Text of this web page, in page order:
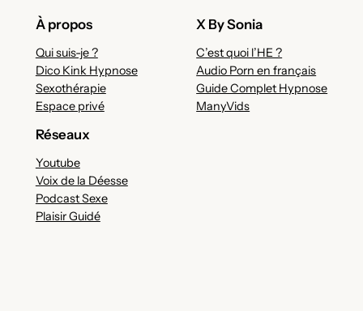
À propos
Qui suis-je ?
Dico Kink Hypnose
Sexothérapie
Espace privé
X By Sonia
C’est quoi l’HE ?
Audio Porn en français
Guide Complet Hypnose
ManyVids
Réseaux
Youtube
Voix de la Déesse
Podcast Sexe
Plaisir Guidé